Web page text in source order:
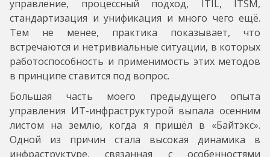
управление, процессный подход, ITIL, ITSM,
стандартизация и унификация и много чего ещё.
Тем не менее, практика показывает, что
встречаются и нетривиальные ситуации, в которых
работоспособность и применимость этих методов
в принципе ставится под вопрос.
Большая часть моего предыдущего опыта
управления ИТ-инфраструктурой выпала осенним
листом на землю, когда я пришёл в «Байтэкс».
Одной из причин стала высокая динамика в
инфраструктуре, связанная с особенностями